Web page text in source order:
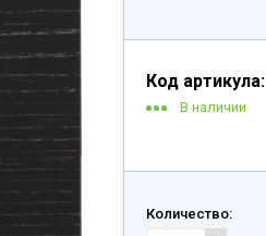
Код артикула:
В наличии
Количество: